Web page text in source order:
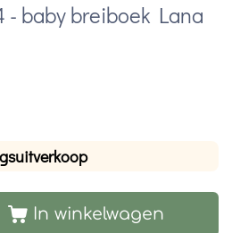
baby breiboek Lana
In winkelwagen